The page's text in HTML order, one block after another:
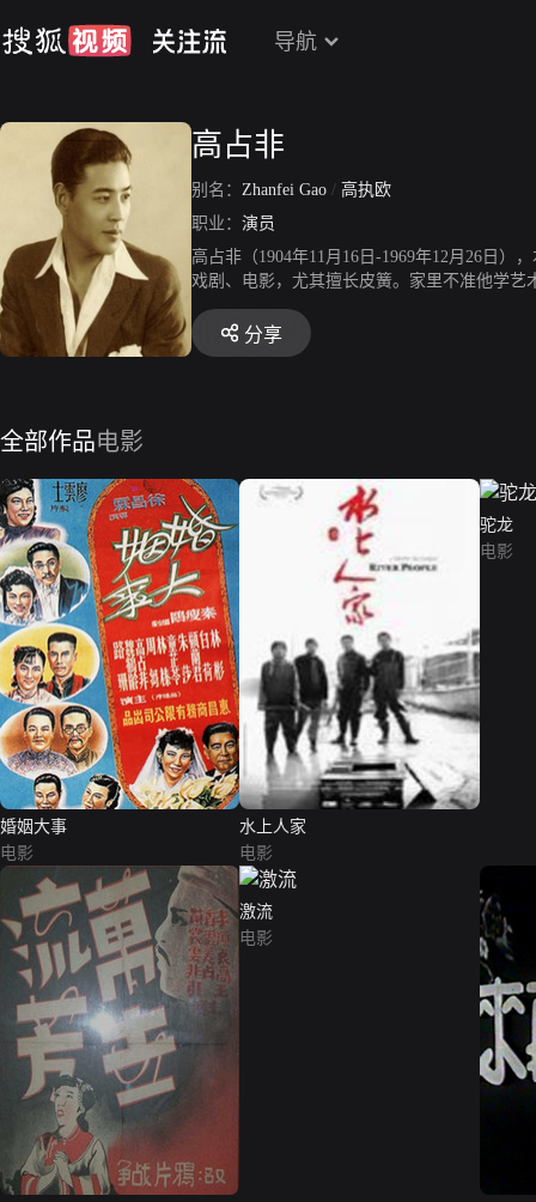
导航
高占非
别名： Zhanfei Gao / 高执欧
职业： 演员
高占非（1904年11月16日-1969年12月26日
戏剧、电影，尤其擅长皮簧。家里不准他学
经亲友的引荐，进入明星公司当临时演员。
分享
全部作品电影
婚姻大事
电影
水上人家
电影
驼龙
电影
激流
电影